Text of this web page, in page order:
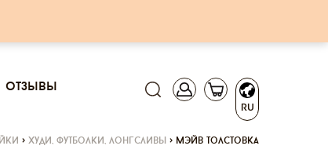
RU
отзывы
> худи, футболки, лонгсливы > мэйв толстовка